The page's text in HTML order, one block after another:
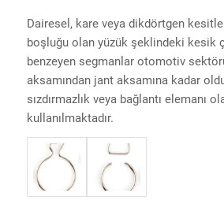
Dairesel, kare veya dikdörtgen
boşluğu olan yüzük şeklindeki kesik
benzeyen segmanlar otomotiv
aksamından jant aksamına kadar
sızdırmazlık veya bağlantı elemanı
kullanılmaktadır.